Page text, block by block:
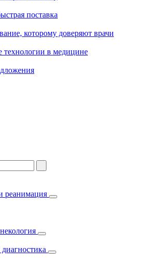
поставка
которому доверяют врачи
в медицине
реанимация